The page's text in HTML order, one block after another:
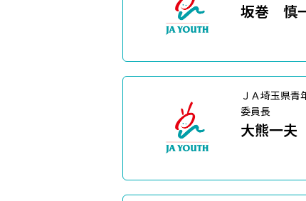
坂巻 慎
ＪＡ埼玉県青
委員長
大熊一夫